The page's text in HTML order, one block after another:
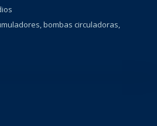
bombas circuladoras,